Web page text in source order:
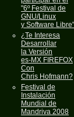
"6º Festival de
GNU/Linux
y Software Libre"
¿Te Interesa
Desarrollar
la Versión
es-MX FIREFOX
Con
Chris Hofmann?
Festival de
Instalación
Mundial de
Mandriva 2008